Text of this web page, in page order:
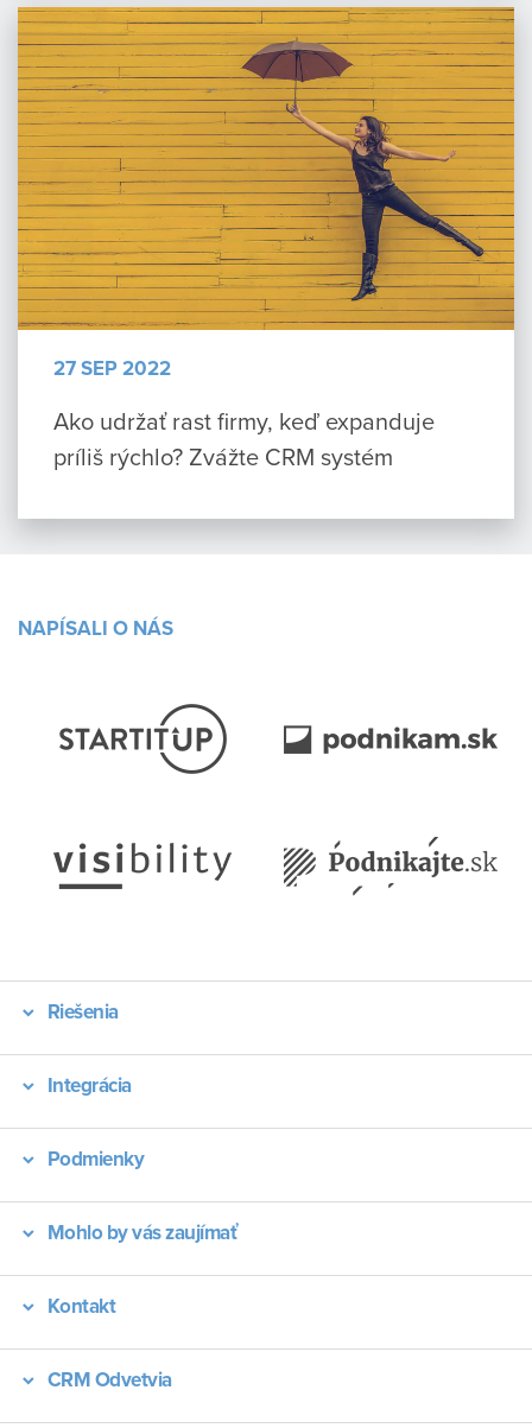
27 SEP 2022
Ako udržať rast firmy, keď expanduje
príliš rýchlo? Zvážte CRM systém
NAPÍSALI O NÁS
Riešenia
Integrácia
Podmienky
Mohlo by vás zaujímať
Kontakt
CRM Odvetvia